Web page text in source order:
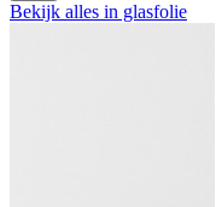
Bekijk alles in glasfolie